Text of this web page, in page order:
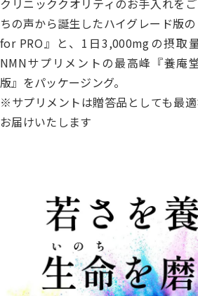
クリニッククオリティのお手入れを
ちの声から誕生したハイグレード版
for PRO』と、1日3,000mgの摂取
NMNサプリメントの最高峰『養庵
版』をパッケージング。
※サプリメントは贈答品としても最
お届けいたします